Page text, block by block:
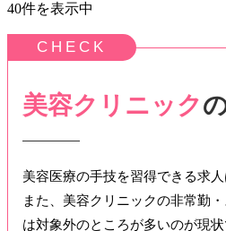
40件を表示中
美容クリニック
美容医療の手技を習得できる求
また、美容クリニックの非常勤
は対象外のところが多いのが現状